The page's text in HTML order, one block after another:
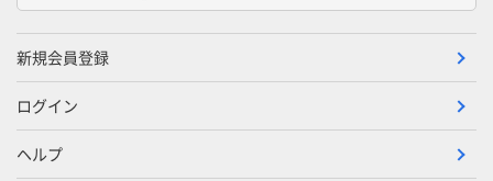
新規会員登録
ログイン
ヘルプ